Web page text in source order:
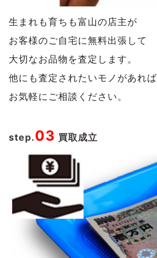
生まれも育ちも富山の店主が
お客様のご自宅に無料出張して
大切なお品物を査定します。
他にも査定されたいモノがあれば
お気軽にご相談ください。
step.03 買取成立